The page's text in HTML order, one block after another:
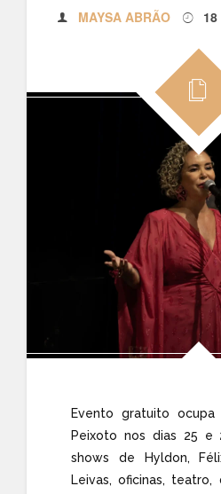
MAYSA ABRÃO
Evento gratuito ocupa
Peixoto nos dias 25 e
shows de Hyldon,
Leivas, oficinas,